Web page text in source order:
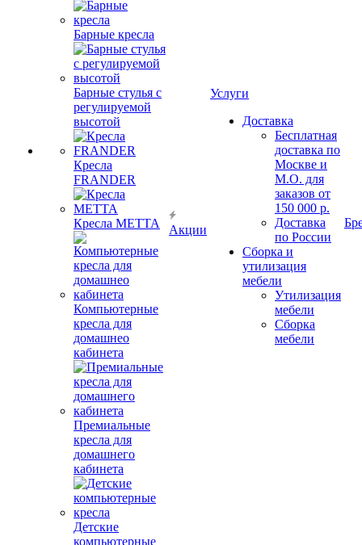
Барные кресла
Барные стулья с
регулируемой
высотой
Кресла
FRANDER
Кресла METTA
Компьютерные
кресла для
домашнео
кабинета
Премиальные
кресла для
домашнего
кабинета
Детские
компьютерные
Акции
Услуги
Доставка
Бесплатная
доставка по
Москве и
М.О. для
заказов от
150 000 р.
Доставка
по России
Сборка и
утилизация
мебели
Утилизация
мебели
Сборка
мебели